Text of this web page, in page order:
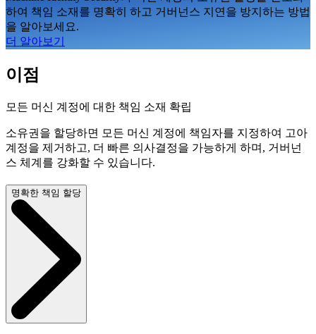
하여 책임 소재를 명확히 하고 거버넌스 지연을 방지하는 방법
을 알아보세요.
더 알아보기
이점
모든 머신 계정에 대한 책임 소재 확립
소유권을 할당하면 모든 머신 계정에 책임자를 지정하여 고아
계정을 제거하고, 더 빠른 의사결정을 가능하게 하며, 거버넌
스 체계를 강화할 수 있습니다.
명확한 책임 할당